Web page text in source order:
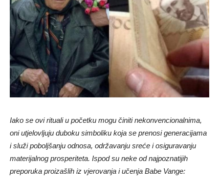
Iako se ovi rituali u početku mogu činiti nekonvencionalnima,
oni utjelovljuju duboku simboliku koja se prenosi generacijama
i služi poboljšanju odnosa, održavanju sreće i osiguravanju
materijalnog prosperiteta. Ispod su neke od najpoznatijih
preporuka proizašlih iz vjerovanja i učenja Babe Vange: